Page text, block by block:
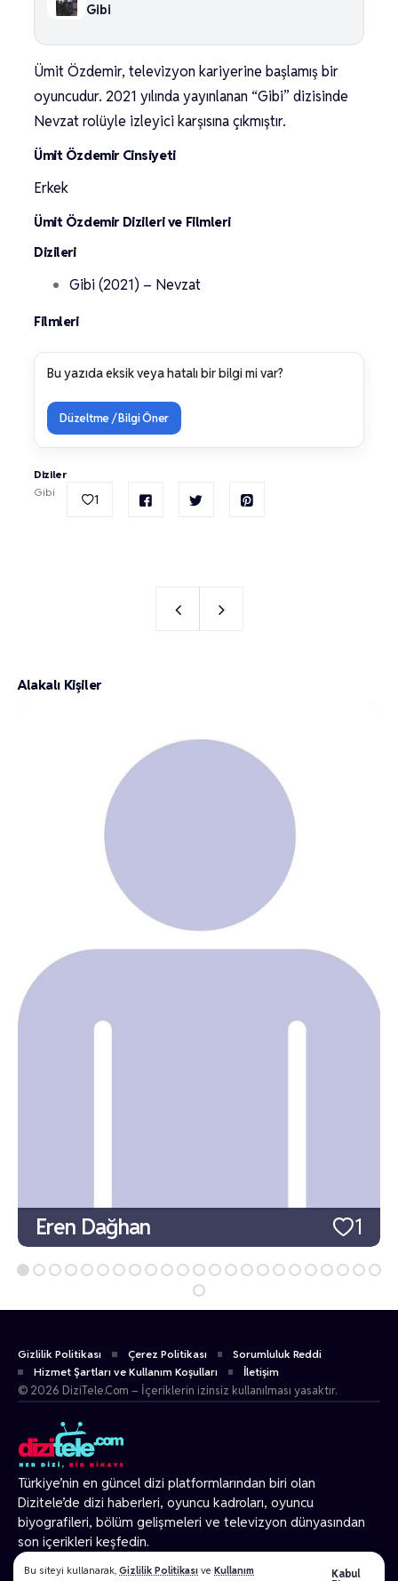
Bu siteyi kullanarak, Gizlilik Politikası ve Kullanım
Kabul
Gibi
Ümit Özdemir, televizyon kariyerine başlamış bir
oyuncudur. 2021 yılında yayınlanan “Gibi” dizisinde
Nevzat rolüyle izleyici karşısına çıkmıştır.
Ümit Özdemir Cinsiyeti
Erkek
Ümit Özdemir Dizileri ve Filmleri
Dizileri
Gibi (2021) – Nevzat
Filmleri
Bu yazıda eksik veya hatalı bir bilgi mi var?
Düzeltme / Bilgi Öner
Diziler
Gibi
1
Alakalı Kişiler
1
Eren Dağhan
Türkiye’nin en güncel dizi platformlarından biri olan
Dizitele’de dizi haberleri, oyuncu kadroları, oyuncu
biyografileri, bölüm gelişmeleri ve televizyon dünyasından
son içerikleri keşfedin.
© 2026 Tüm Hakları Gizlidir.
Gizlilik Politikası Çerez Politikası
Sorumluluk Reddi
Hizmet Şartları ve Kullanım Koşulları
İletişim
© 2026 DiziTele.Com – İçeriklerin izinsiz kullanılması yasaktır.